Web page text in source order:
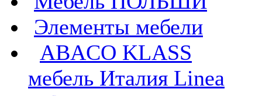
Элементы мебели
ABACO KLASS
мебель Италия Linea